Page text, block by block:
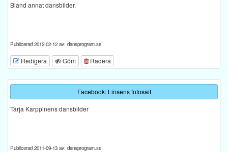
Bland annat dansbilder.
Publicerad 2012-02-12 av: dansprogram.se
Redigera Göm Radera
Facebook: Linsens fotosait
Tarja Karppinens dansbilder
Publicerad 2011-09-13 av: dansprogram.se